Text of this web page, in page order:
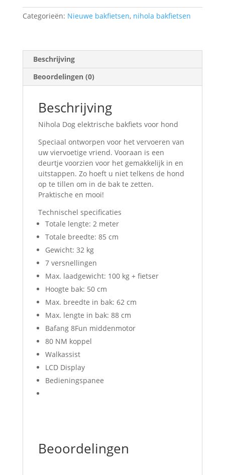
Categorieën: Nieuwe bakfietsen, nihola bakfietsen
Beschrijving
Beoordelingen (0)
Beschrijving
Nihola Dog elektrische bakfiets voor hond
Speciaal ontworpen voor het vervoeren van
uw viervoetige vriend. Vooraan is een
deurtje voorzien voor het gemakkelijk in en
uitstappen. Zo hoeft u niet telkens de hond
op te tillen om in de bak te zetten.
Praktische en mooi!
Technischel specificaties
Totale lengte: 2 meter
Totale breedte: 85 cm
Gewicht: 32 kg
7 versnellingen
Max. laadgewicht: 100 kg + fietser
Hoogte bak: 50 cm
Max. breedte in bak: 62 cm
Max. lengte in bak: 88 cm
Bafang 8Fun middenmotor
80 NM koppel
Walkassist
LCD Display
Bedieningspanee
Beoordelingen